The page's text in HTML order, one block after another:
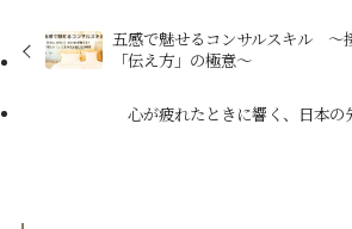
五感で魅せるコンサルスキル ～
「伝え方」の極意～
心が疲れたときに響く、日本の